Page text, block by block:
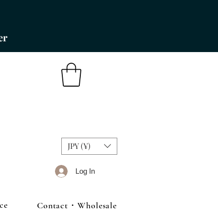
JPY (¥)
Log In
Contact・Wholesale